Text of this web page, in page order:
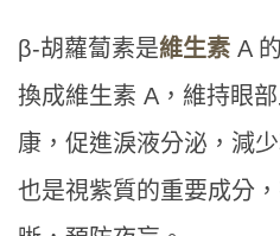
β-胡蘿蔔素是維生素 A
換成維生素 A，維持眼
康，促進淚液分泌，減
也是視紫質的重要成分